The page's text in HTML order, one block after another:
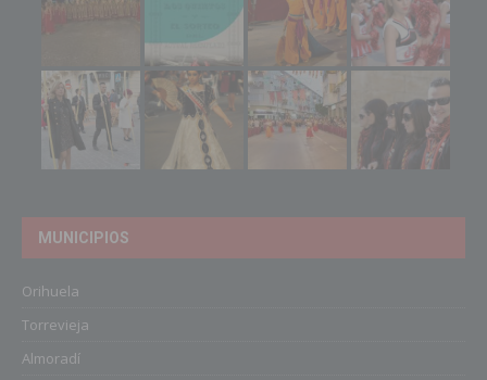
MUNICIPIOS
Orihuela
Torrevieja
Almoradí